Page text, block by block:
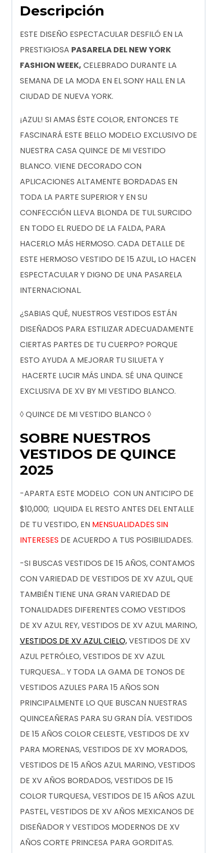
Descripción
ESTE DISEÑO ESPECTACULAR DESFILÓ EN LA
PRESTIGIOSA PASARELA DEL NEW YORK
FASHION WEEK, CELEBRADO DURANTE LA
SEMANA DE LA MODA EN EL SONY HALL EN LA
CIUDAD DE NUEVA YORK.
¡AZUL! SI AMAS ÉSTE COLOR, ENTONCES TE
FASCINARÁ ESTE BELLO MODELO EXCLUSIVO DE
NUESTRA CASA QUINCE DE MI VESTIDO
BLANCO. VIENE DECORADO CON
APLICACIONES ALTAMENTE BORDADAS EN
TODA LA PARTE SUPERIOR Y EN SU
CONFECCIÓN LLEVA BLONDA DE TUL SURCIDO
EN TODO EL RUEDO DE LA FALDA, PARA
HACERLO MÁS HERMOSO. CADA DETALLE DE
ESTE HERMOSO VESTIDO DE 15 AZUL, LO HACEN
ESPECTACULAR Y DIGNO DE UNA PASARELA
INTERNACIONAL.
¿SABIAS QUÉ, NUESTROS VESTIDOS ESTÁN
DISEÑADOS PARA ESTILIZAR ADECUADAMENTE
CIERTAS PARTES DE TU CUERPO? PORQUE
ESTO AYUDA A MEJORAR TU SILUETA Y
HACERTE LUCIR MÁS LINDA. SÉ UNA QUINCE
EXCLUSIVA DE XV BY MI VESTIDO BLANCO.
◊ QUINCE DE MI VESTIDO BLANCO ◊
SOBRE NUESTROS
VESTIDOS DE QUINCE
2025
-APARTA ESTE MODELO CON UN ANTICIPO DE
$10,000; LIQUIDA EL RESTO ANTES DEL ENTALLE
DE TU VESTIDO, EN MENSUALIDADES SIN
INTERESES DE ACUERDO A TUS POSIBILIDADES.
-SI BUSCAS VESTIDOS DE 15 AÑOS, CONTAMOS
CON VARIEDAD DE VESTIDOS DE XV AZUL, QUE
TAMBIÉN TIENE UNA GRAN VARIEDAD DE
TONALIDADES DIFERENTES COMO VESTIDOS
DE XV AZUL REY, VESTIDOS DE XV AZUL MARINO,
VESTIDOS DE XV AZUL CIELO,VESTIDOS DE XV
AZUL PETRÓLEO, VESTIDOS DE XV AZUL
TURQUESA… Y TODA LA GAMA DE TONOS DE
VESTIDOS AZULES PARA 15 AÑOS SON
PRINCIPALMENTE LO QUE BUSCAN NUESTRAS
QUINCEAÑERAS PARA SU GRAN DÍA. VESTIDOS
DE 15 AÑOS COLOR CELESTE, VESTIDOS DE XV
PARA MORENAS, VESTIDOS DE XV MORADOS,
VESTIDOS DE 15 AÑOS AZUL MARINO, VESTIDOS
DE XV AÑOS BORDADOS, VESTIDOS DE 15
COLOR TURQUESA, VESTIDOS DE 15 AÑOS AZUL
PASTEL, VESTIDOS DE XV AÑOS MEXICANOS DE
DISEÑADOR Y VESTIDOS MODERNOS DE XV
AÑOS CORTE PRINCESA PARA GORDITAS.